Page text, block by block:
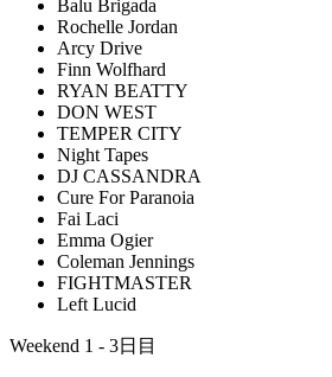
Balu Brigada
Rochelle Jordan
Arcy Drive
Finn Wolfhard
RYAN BEATTY
DON WEST
TEMPER CITY
Night Tapes
DJ CASSANDRA
Cure For Paranoia
Fai Laci
Emma Ogier
Coleman Jennings
FIGHTMASTER
Left Lucid
Weekend 1 - 3日目